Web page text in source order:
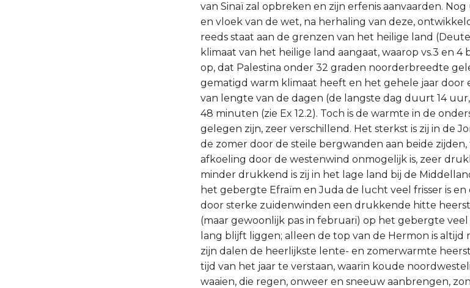
van Sinaï zal opbreken en zijn erfenis aanvaarden.
en vloek van de wet, na herhaling van deze, ontwikkeld
reeds staat aan de grenzen van het heilige land
klimaat van het heilige land aangaat, waarop vs.3 en
op, dat Palestina onder 32 graden noorderbreedte
gematigd warm klimaat heeft en het gehele jaar door
van lengte van de dagen (de langste dag duurt 14
48 minuten (zie Ex 12.2). Toch is de warmte in de
gelegen zijn, zeer verschillend. Het sterkst is zij in de
de zomer door de steile bergwanden aan beide
afkoeling door de westenwind onmogelijk is, zeer
minder drukkend is zij in het lage land bij de
het gebergte Efraïm en Juda de lucht veel frisser is
door sterke zuidenwinden een drukkende hitte
(maar gewoonlijk pas in februari) op het gebergte
lang blijft liggen; alleen de top van de Hermon is altijd
zijn dalen de heerlijkste lente- en zomerwarmte
tijd van het jaar te verstaan, waarin koude
waaien, die regen, onweer en sneeuw aanbrengen,